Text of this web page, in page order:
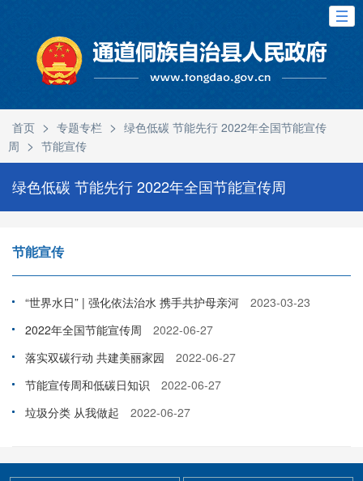
首页 > 专题专栏 > 绿色低碳 节能先行 2022年全国节能宣传
周 > 节能宣传
绿色低碳 节能先行 2022年全国节能宣传周
节能宣传
“世界水日” | 强化依法治水 携手共护母亲河
2023-03-23
2022年全国节能宣传周
2022-06-27
落实双碳行动 共建美丽家园
2022-06-27
节能宣传周和低碳日知识
2022-06-27
垃圾分类 从我做起
2022-06-27